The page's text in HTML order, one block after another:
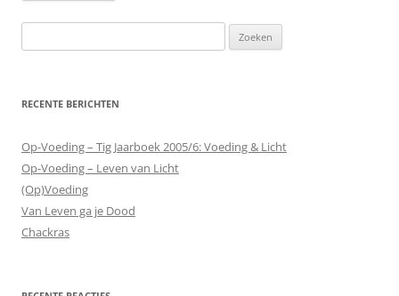
naar:
RECENTE BERICHTEN
Op-Voeding – Tig Jaarboek 2005/6: Voeding & Licht
Op-Voeding – Leven van Licht
(Op)Voeding
Van Leven ga je Dood
Chackras